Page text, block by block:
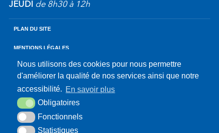
Nous utilisons des cookies pour nous permettre
d'améliorer la qualité de nos services ainsi que notre
accessibilité. En savoir plus
Obligatoires
Fonctionnels
Statistiques
JEUDI de 8h30 à 12h
PLAN DU SITE
MENTIONS LÉGALES
ACCESSIBILITÉ
KREA3